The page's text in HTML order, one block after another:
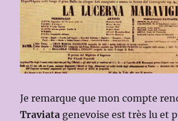
Je remarque que mon compte
Traviata genevoise est très lu et